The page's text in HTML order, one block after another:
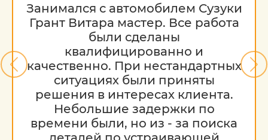
Занимался с автомобилем Сузуки
Грант Витара мастер. Все работа
были сделаны
квалифицированно и
качественно. При нестандартных
ситуациях были приняты
решения в интересах клиента.
Небольшие задержки по
времени были, но из - за поиска